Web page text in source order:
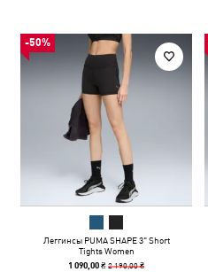
-50%
Леггинсы PUMA SHAPE 3" Short
Tights Women
1 090,00 ₴2 190,00 ₴